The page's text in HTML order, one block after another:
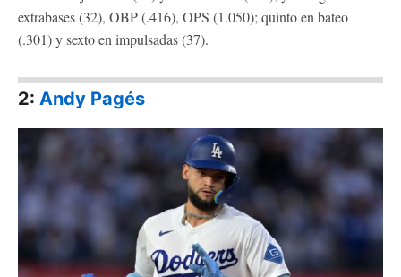
extrabases (32), OBP (.416), OPS (1.050); quinto en bateo
(.301) y sexto en impulsadas (37).
2: Andy Pagés